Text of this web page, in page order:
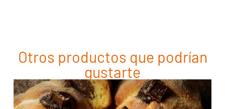
Otros productos que podrían
gustarte